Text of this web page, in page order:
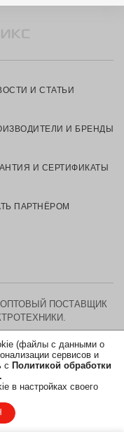
(файлы с данными о
сервисов и
с Политикой обработки
в настройках своего
И СТАТЬИ
И БРЕНДЫ
И СЕРТИФИКАТЫ
ПАРТНЁРОМ
ОПТОВЫЙ ПОСТАВЩИК
ДАННЫХ
ДАННЫХ